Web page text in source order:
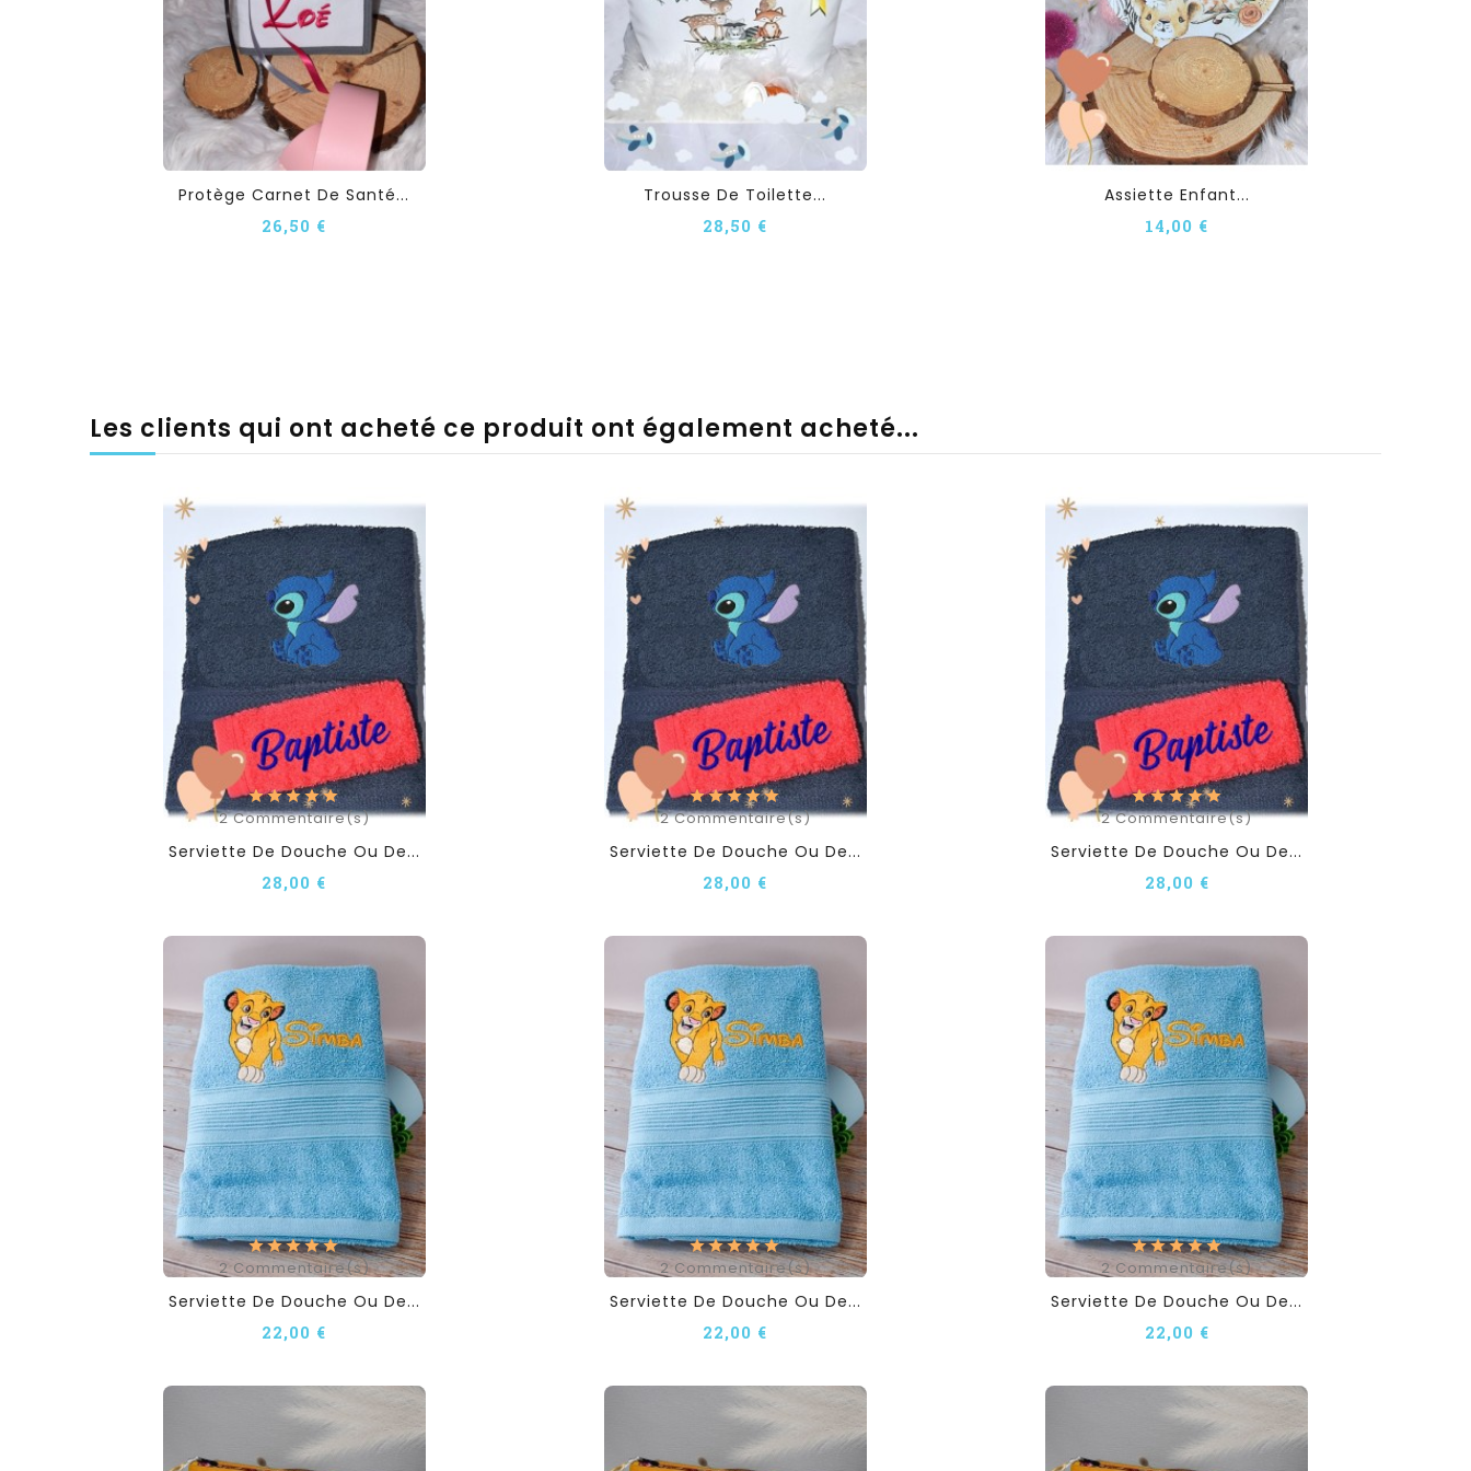
Protège Carnet De Santé...
26,50 €
Trousse De Toilette...
28,50 €
Assiette Enfant...
14,00 €
Les clients qui ont acheté ce produit ont également acheté...
2Commentaire(s)
Serviette De Douche Ou De...
28,00 €
2Commentaire(s)
Serviette De Douche Ou De...
22,00 €
2Commentaire(s)
Serviette De Douche Ou De...
28,00 €
2Commentaire(s)
Serviette De Douche Ou De...
22,00 €
2Commentaire(s)
Serviette De Douche Ou De...
28,00 €
2Commentaire(s)
Serviette De Douche Ou De...
22,00 €